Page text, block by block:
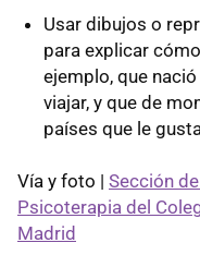
Usar dibujos o
para explicar
ejemplo, que
viajar, y que de
países que le
Vía y foto | Sección
Psicoterapia del
Madrid